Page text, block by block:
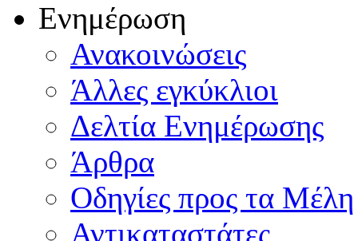
Ενημέρωση
Ανακοινώσεις
Άλλες εγκύκλιοι
Δελτία Ενημέρωσης
Άρθρα
Οδηγίες προς τα Μέλη
Αντικαταστάτες